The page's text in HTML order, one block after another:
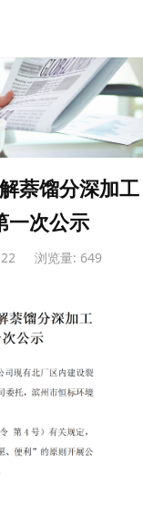
萘馏分深加工
一次公示
浏览量: 649